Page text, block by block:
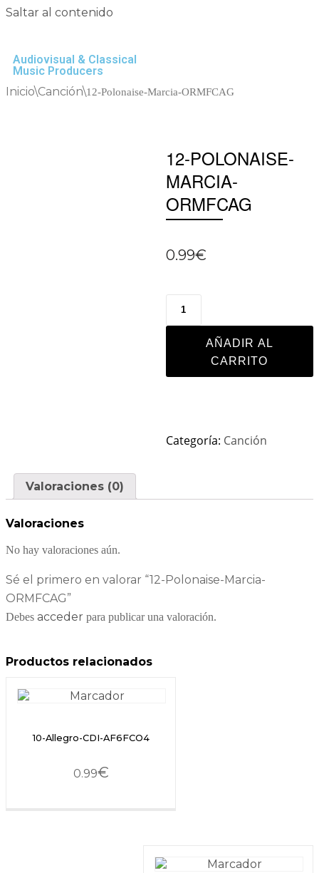
Saltar al contenido
Audiovisual & Classical
Music Producers
Inicio\Canción\12-Polonaise-Marcia-ORMFCAG
12-POLONAISE-
MARCIA-
ORMFCAG
0.99€
AÑADIR AL
CARRITO
Categoría: Canción
Valoraciones (0)
Valoraciones
No hay valoraciones aún.
Sé el primero en valorar “12-Polonaise-Marcia-
ORMFCAG”
Debes acceder para publicar una valoración.
Productos relacionados
10-Allegro-CDI-AF6FCO4
0.99€